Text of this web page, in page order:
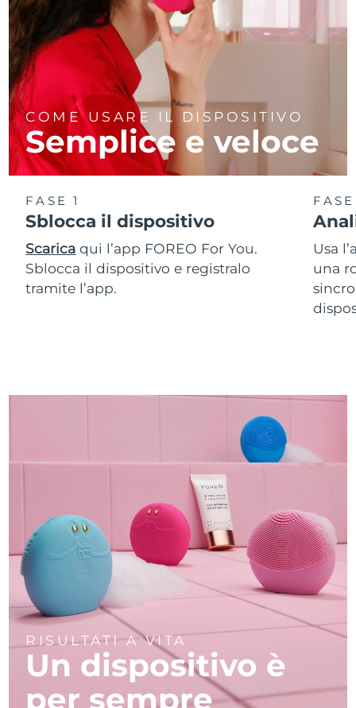
COME USARE IL DISPOSITIVO
Semplice e veloce
FASE 1
Sblocca il dispositivo
Scarica qui l’app FOREO For You.
Sblocca il dispositivo e registralo
tramite l’app.
Usa
una
RISULTATI A VITA
Un dispositivo è
per sempre